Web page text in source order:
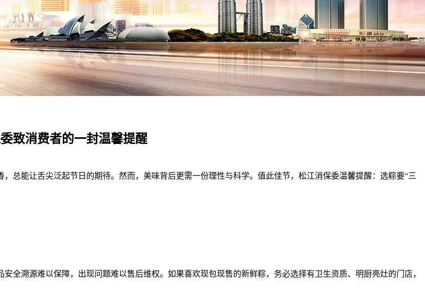
致消费者的一封温馨提醒
能让舌尖泛起节日的期待。然而，美味背后更需一份理性与科学。值此佳节，松江消保委温馨提醒：选粽要“三
溯源难以保障，出现问题难以售后维权。如果喜欢现包现售的新鲜粽，务必选择有卫生资质、明厨亮灶的门店，